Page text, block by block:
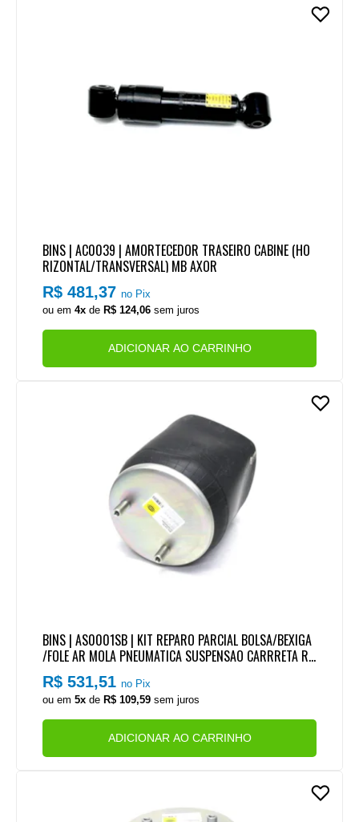
BINS | AC0039 | AMORTECEDOR TRASEIRO CABINE (HO
RIZONTAL/TRANSVERSAL) MB AXOR
R$ 481,37no Pix
ou em4x de R$ 124,06 sem juros
ADICIONAR AO CARRINHO
BINS | AS0001SB | KIT REPARO PARCIAL BOLSA/BEXIGA
/FOLE AR MOLA PNEUMATICA SUSPENSAO CARRRETA RA
NDON (SEM BASE)
R$ 531,51no Pix
ou em5x deR$ 109,59 sem juros
ADICIONAR AO CARRINHO